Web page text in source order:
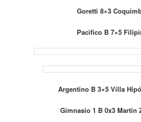
Goretti 8×3
Pacifico B 7×5
Argentino B 3×5 Villa
Gimnasio 1 B 0x3 Martín